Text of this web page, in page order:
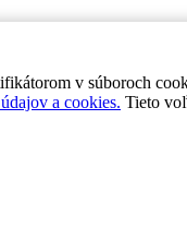
v súboroch
a cookies. Tieto